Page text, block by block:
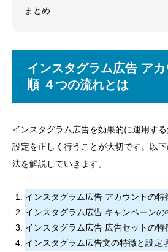
まとめ
インスタグラム広告 ア
順 ４つの流れとは
インスタグラム広告を効果的に運用す
設定を正しく行うことが大切です。以
法を解説していきます。
インスタグラム広告 アカウントの特
インスタグラム広告 キャンペーン
インスタグラム広告 広告セットの特
インスタグラム広告文の特徴と設定